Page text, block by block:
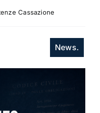
Cassazione
News.